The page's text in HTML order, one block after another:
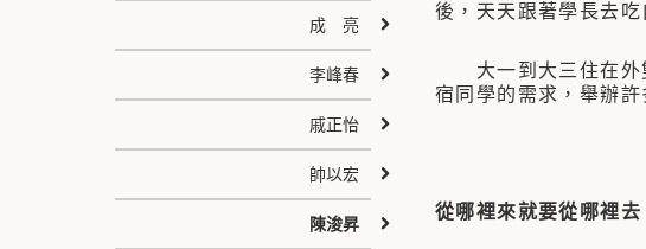
後，天天跟著學長去
大一到大三住在外雙
宿同學的需求，舉辦
從哪裡來就要從哪裡
成 亮
李峰春
戚正怡
帥以宏
陳浚昇